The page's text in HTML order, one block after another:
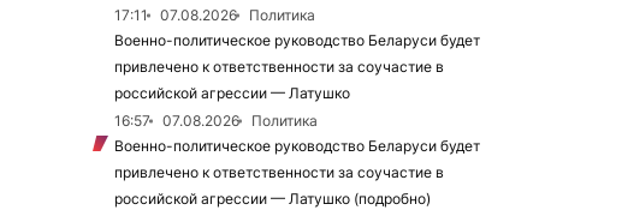
17:11
07.08.2026
Политика
Военно-политическое руководство Беларуси будет
привлечено к ответственности за соучастие в
российской агрессии — Латушко
16:57
07.08.2026
Политика
Военно-политическое руководство Беларуси будет
привлечено к ответственности за соучастие в
российской агрессии — Латушко (подробно)